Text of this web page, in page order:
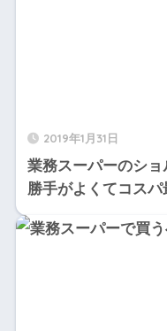
2019年1月31日
業務スーパーのシ
勝手がよくてコスパ